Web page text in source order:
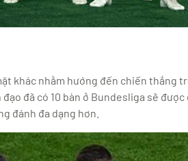
khác nhằm hướng đến chiến thắng
đã có 10 bàn ở Bundesliga sẽ
đánh đa dạng hơn.